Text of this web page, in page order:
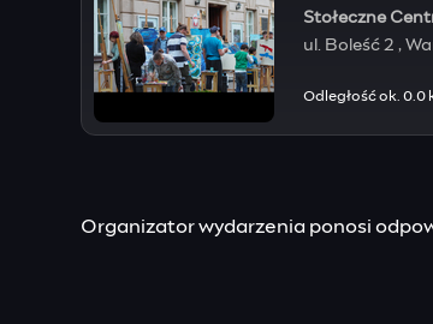
Stołeczne
ul. Boleść 2 ,
Odległość ok. 0.0
Organizator wydarzenia ponosi